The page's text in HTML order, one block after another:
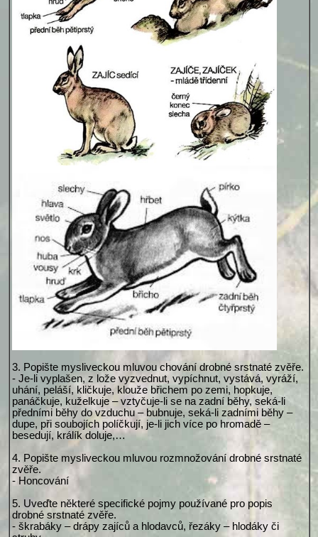
3. Popište mysliveckou mluvou chování drobné srstnaté zvěře.
- Je-li vyplašen, z lože vyzvednut, vypíchnut, vystává, vyráží,
uhání, peláší, kličkuje, klouže břichem po zemi, hopkuje,
panáčkuje, kuželkuje – vztyčuje-li se na zadní běhy, seká-li
předními běhy do vzduchu – bubnuje, seká-li zadními běhy –
dupe, při soubojích políčkují, je-li jich více po hromadě –
besedují, králík doluje,…
4. Popište mysliveckou mluvou rozmnožování drobné srstnaté
zvěře.
- Honcování
5. Uveďte některé specifické pojmy používané pro popis
drobné srstnaté zvěře.
- škrabáky – drápy zajíců a hlodavců, řezáky – hlodáky či